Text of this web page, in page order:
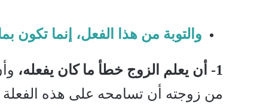
والتوبة من هذا الفعل، إنما تكون
1- أن يعلم الزوج خطأ ما كان يفعله،
من زوجته أن تسامحه على هذه الفعلة